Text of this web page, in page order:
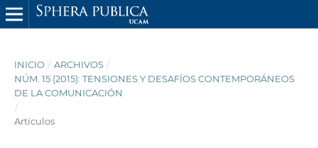
INICIO / ARCHIVOS /
NÚM. 15 (2015): TENSIONES Y DESAFÍOS CONTEMPORÁNEOS
DE LA COMUNICACIÓN
/
Artículos